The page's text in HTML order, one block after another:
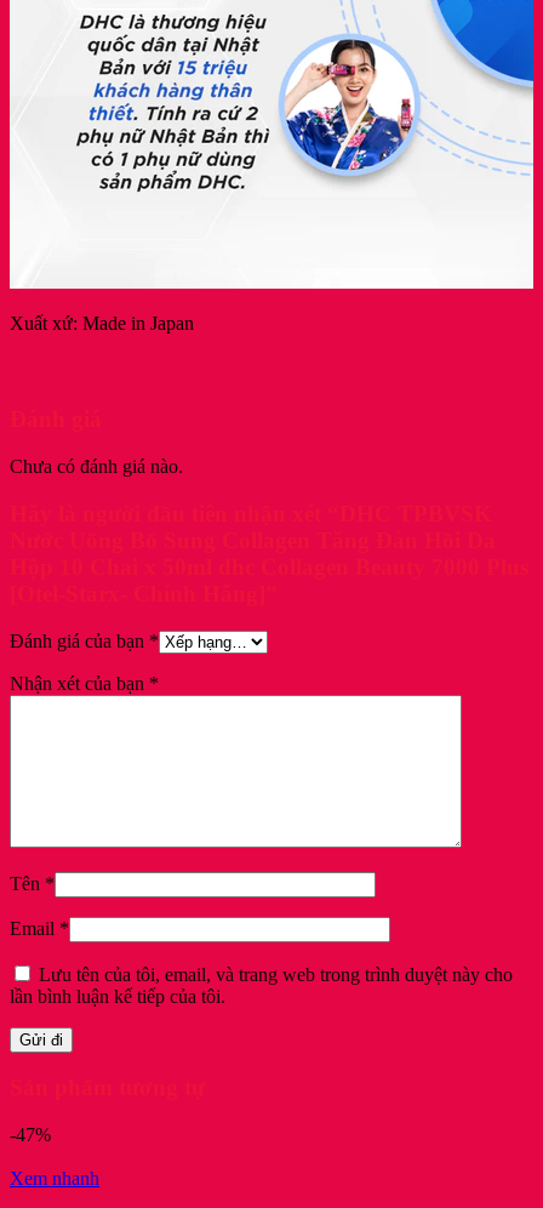
Xuất xứ: Made in Japan
Chưa có đánh giá nào.
Đánh giá của bạn *
Nhận xét của bạn *
Tên *
Email *
Lưu tên của tôi, email, và trang web trong trình duyệt này cho
lần bình luận kế tiếp của tôi.
-47%
Xem nhanh